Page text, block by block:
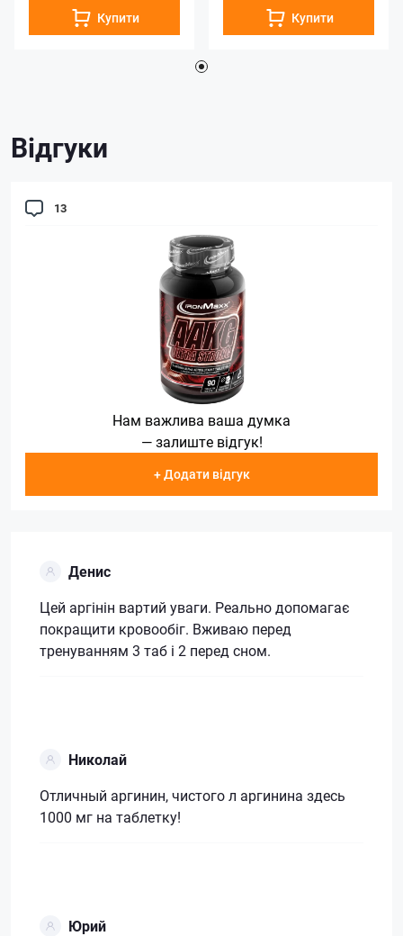
Купити Купити
Відгуки
13
Нам важлива ваша думка
— залиште відгук!
+ Додати відгук
Денис
Цей аргінін вартий уваги. Реально допомагає
покращити кровообіг. Вживаю перед
тренуванням 3 таб і 2 перед сном.
Николай
Отличный аргинин, чистого л аргинина здесь
1000 мг на таблетку!
Юрий